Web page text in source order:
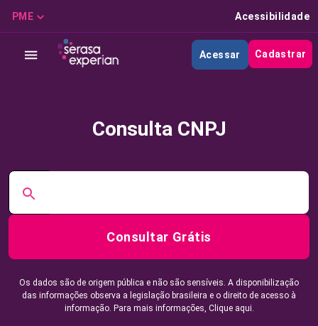
PME Acessibilidade
Acessar Cadastrar
Consulta CNPJ
Consultar Grátis
Os dados são de origem pública e não são sensíveis. A disponibilização
das informações observa a legislação brasileira e o direito de acesso à
informação. Para mais informações, Clique aqui.